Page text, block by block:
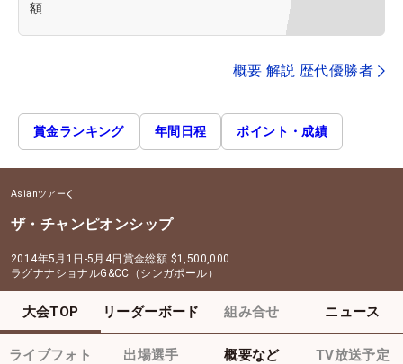
額
概要 解説 歴代優勝者
賞金ランキング 年間日程 ポイント・成績
Asianツアー
ザ・チャンピオンシップ
2014年5月1日-5月4日 賞金総額 $1,500,000
ラグナナショナルG&CC（シンガポール）
大会TOP リーダーボード 組み合せ ニュース
ライブフォト 出場選手 概要など TV放送予定